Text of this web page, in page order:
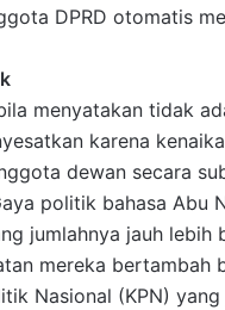
DPRD otomatis
menyatakan tidak
karena
dewan secara
politik bahasa Abu
jumlahnya jauh lebih
mereka bertambah
Nasional (KPN)